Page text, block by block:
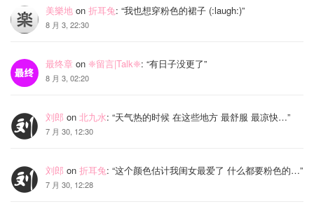
美樂地 on 折耳兔: “我也想穿粉色的裙子 (:laugh:)”
8 月 3, 22:30
最终章 on ❈留言|Talk❈: “有日子没更了”
8 月 3, 02:20
刘郎 on 北九水: “天气热的时候 在这些地方 最舒服 最凉快…”
7 月 30, 12:30
刘郎 on 折耳兔: “这个颜色估计我闺女最爱了 什么都要粉色的…”
7 月 30, 12:28